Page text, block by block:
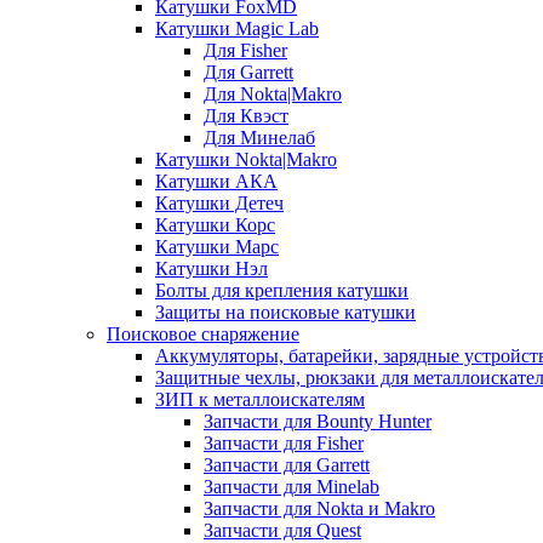
Катушки FoxMD
Катушки Magic Lab
Для Fisher
Для Garrett
Для Nokta|Makro
Для Квэст
Для Минелаб
Катушки Nokta|Makro
Катушки АКА
Катушки Детеч
Катушки Корс
Катушки Марс
Катушки Нэл
Болты для крепления катушки
Защиты на поисковые катушки
Поисковое снаряжение
Аккумуляторы, батарейки, зарядные
Защитные чехлы, рюкзаки для
ЗИП к металлоискателям
Запчасти для Bounty Hunter
Запчасти для Fisher
Запчасти для Garrett
Запчасти для Minelab
Запчасти для Nokta и Makro
Запчасти для Quest